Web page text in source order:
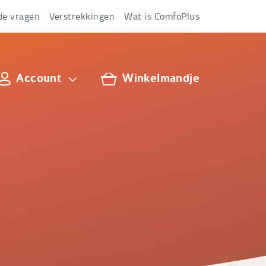
vragen Verstrekkingen Wat is ComfoPlus
Account Winkelmandje